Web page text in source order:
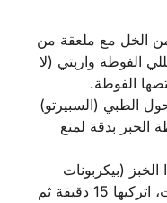
الخل مع ملعقة من
الفوطة واربتي (لا
الفوطة.
الطبي (السبيرتو)
الحبر بدقة لمنع
(بيكربونات
الصوديوم) على البقعة لتمتص الزيت، اتركيها 15 دقيقة ثم